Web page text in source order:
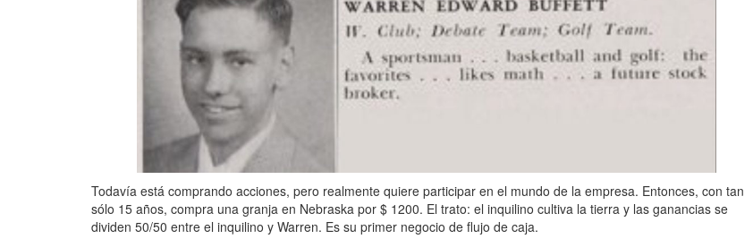
Todavía está comprando acciones, pero realmente quiere participar en el mundo de la empresa. Entonces, con tan
sólo 15 años, compra una granja en Nebraska por $ 1200. El trato: el inquilino cultiva la tierra y las ganancias se
dividen 50/50 entre el inquilino y Warren. Es su primer negocio de flujo de caja.